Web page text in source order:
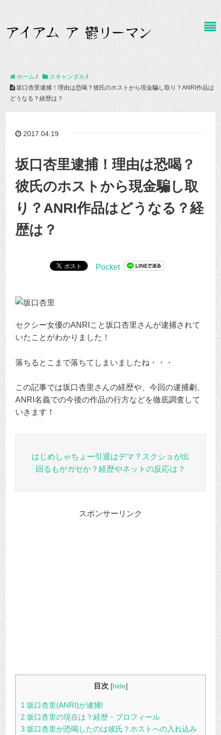
ホーム / スキャンダル /
坂口杏里逮捕！理由は恐喝？彼氏のホストから現金騙し取り？ANRI作品は
どうなる？経歴は？
2017.04.19
坂口杏里逮捕！理由は恐喝？
彼氏のホストから現金騙し取
り？ANRI作品はどうなる？経
歴は？
Pocket
セクシー女優のANRIこと坂口杏里さんが逮捕されて
いたことがわかりました！
落ちるとこまで落ちてしまいましたね・・・
この記事では坂口杏里さんの経歴や、今回の逮捕劇、
ANRI名義での今後の作品の行方などを徹底調査して
いきます！
はじめしゃちょー引退はデマ？スクショが出
回るもがガセか？経歴やネットの反応は？
スポンサーリンク
目次 [hide]
1 坂口杏里(ANRI)が逮捕!
2 坂口杏里の現在は？経歴・プロフィール
3 坂口杏里が恐喝したのは彼氏？ホストへの入れ込み